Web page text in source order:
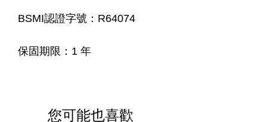
BSMI認證字號：R64074
保固期限：1 年
您可能也喜歡